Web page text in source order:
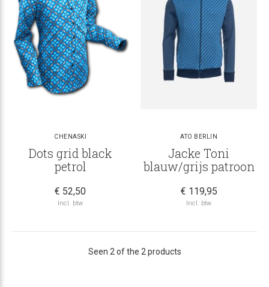
CHENASKI
Dots grid black
petrol
€ 52,50
Incl. btw
ATO BERLIN
Jacke Toni
blauw/grijs patroon
€ 119,95
Incl. btw
Seen 2 of the 2 products